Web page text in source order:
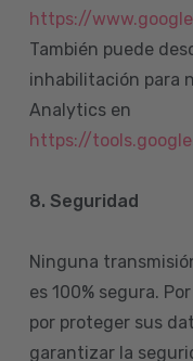
https://
También puede
inhabilitación para
Analytics en
https://
8. Seguridad
Ninguna
es 100% segura.
por proteger sus
garantizar la